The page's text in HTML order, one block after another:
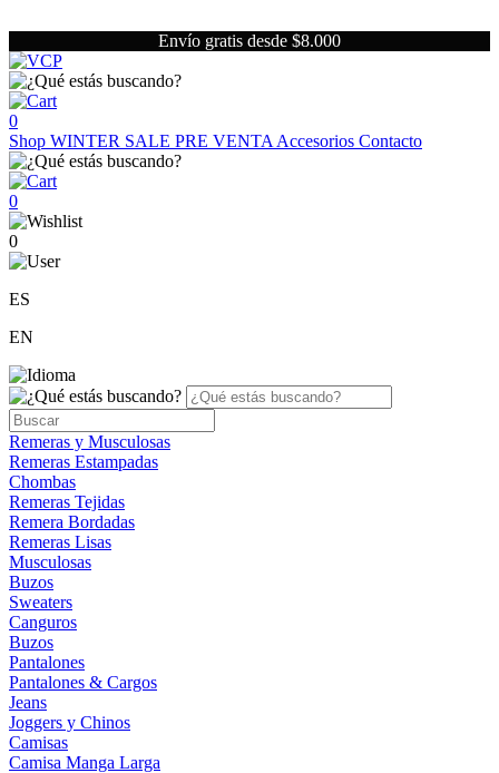
Envío gratis desde $8.000
0
Shop WINTER SALE PRE VENTA Accesorios Contacto
0
0
ES
EN
Remeras y Musculosas
Remeras Estampadas
Chombas
Remeras Tejidas
Remera Bordadas
Remeras Lisas
Musculosas
Buzos
Sweaters
Canguros
Buzos
Pantalones
Pantalones & Cargos
Jeans
Joggers y Chinos
Camisas
Camisa Manga Larga